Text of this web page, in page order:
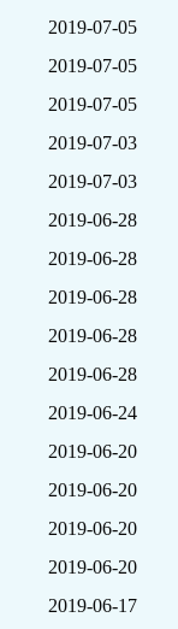
2019-07-05
2019-07-05
2019-07-05
2019-07-03
2019-07-03
2019-06-28
2019-06-28
2019-06-28
2019-06-28
2019-06-28
2019-06-24
2019-06-20
2019-06-20
2019-06-20
2019-06-20
2019-06-17